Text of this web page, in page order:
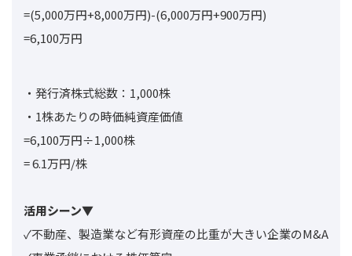
=(5,000万円+8,000万円)-(6,000万円+900万円)
=6,100万円
・発行済株式総数：1,000株
・1株あたりの時価純資産価値
=6,100万円÷1,000株
= 6.1万円/株
活用シーン▼
✓不動産、製造業など有形資産の比重が大きい企業のM&A